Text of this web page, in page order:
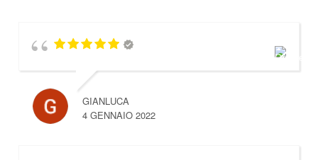
GIANLUCA
4 GENNAIO 2022